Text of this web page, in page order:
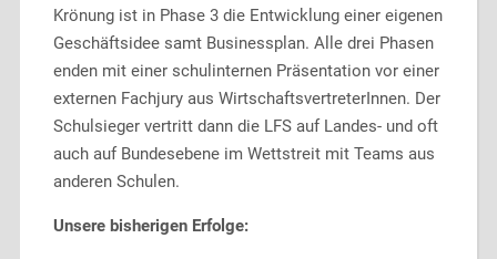
Krönung ist in Phase 3 die Entwicklung einer eigenen
Geschäftsidee samt Businessplan. Alle drei Phasen
enden mit einer schulinternen Präsentation vor einer
externen Fachjury aus WirtschaftsvertreterInnen. Der
Schulsieger vertritt dann die LFS auf Landes- und oft
auch auf Bundesebene im Wettstreit mit Teams aus
anderen Schulen.
Unsere bisherigen Erfolge: